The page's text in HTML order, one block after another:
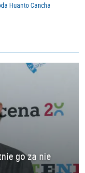
Huanto Cancha
go za nie